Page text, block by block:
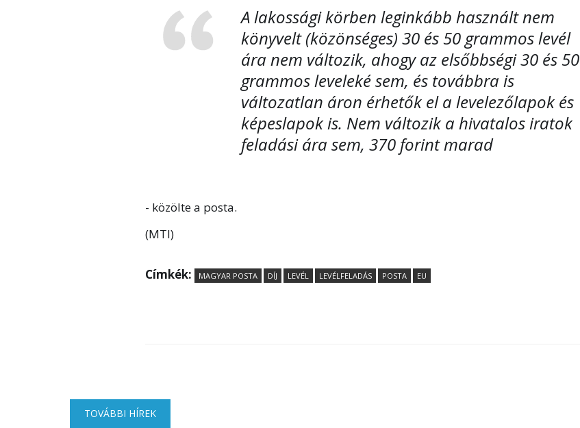
A lakossági körben leginkább használt nem
könyvelt (közönséges) 30 és 50 grammos levél
ára nem változik, ahogy az elsőbbségi 30 és 50
grammos leveleké sem, és továbbra is
változatlan áron érhetők el a levelezőlapok és
képeslapok is. Nem változik a hivatalos iratok
feladási ára sem, 370 forint marad
- közölte a posta.
(MTI)
Címkék: MAGYAR POSTA DÍJ LEVÉL LEVÉLFELADÁS POSTA EU
TOVÁBBI HÍREK